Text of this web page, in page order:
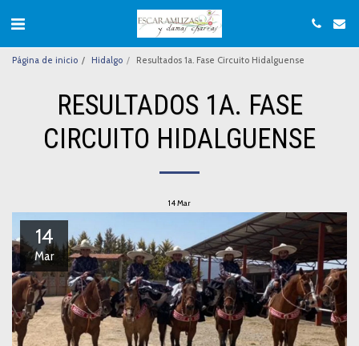
Página de inicio Hidalgo Resultados 1a. Fase Circuito Hidalguense
RESULTADOS 1A. FASE
CIRCUITO HIDALGUENSE
14Mar
14
Mar